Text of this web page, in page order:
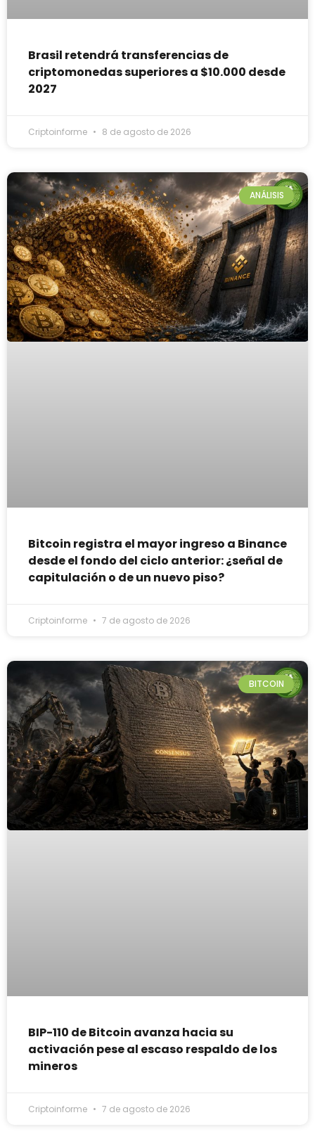
Brasil retendrá transferencias de
criptomonedas superiores a $10.000 desde
2027
Criptoinforme 8 de agosto de 2026
ANÁLISIS
Bitcoin registra el mayor ingreso a Binance
desde el fondo del ciclo anterior: ¿señal de
capitulación o de un nuevo piso?
Criptoinforme 7 de agosto de 2026
BITCOIN
BIP-110 de Bitcoin avanza hacia su
activación pese al escaso respaldo de los
mineros
Criptoinforme 7 de agosto de 2026